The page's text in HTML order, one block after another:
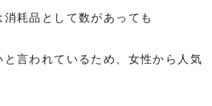
消耗品として数があっても
と言われているため、女性から人気